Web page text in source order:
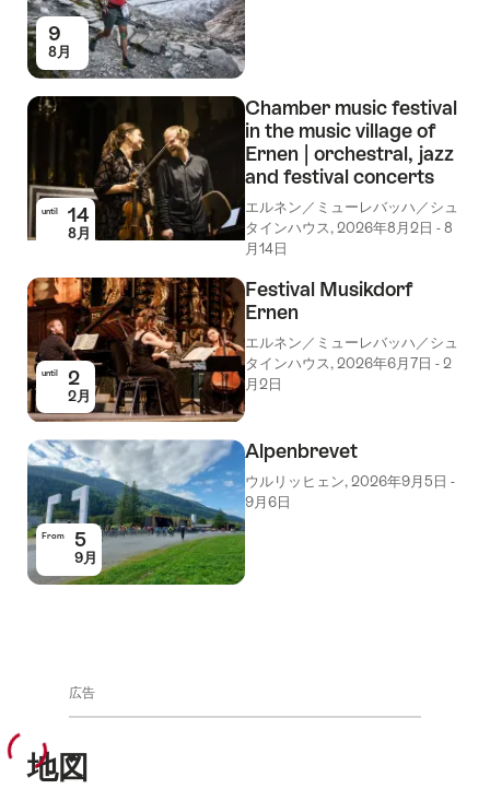
9
8月
until 14
8月
Chamber music festival
in the music village of
Ernen | orchestral, jazz
and festival concerts
エルネン／ミューレバッハ／シュ
タインハウス, 2026年8月2日 - 8
月14日
until 2
2月
Festival Musikdorf
Ernen
エルネン／ミューレバッハ／シュ
タインハウス, 2026年6月7日 - 2
月2日
From 5
9月
Alpenbrevet
ウルリッヒェン, 2026年9月5日 -
9月6日
広告
地図